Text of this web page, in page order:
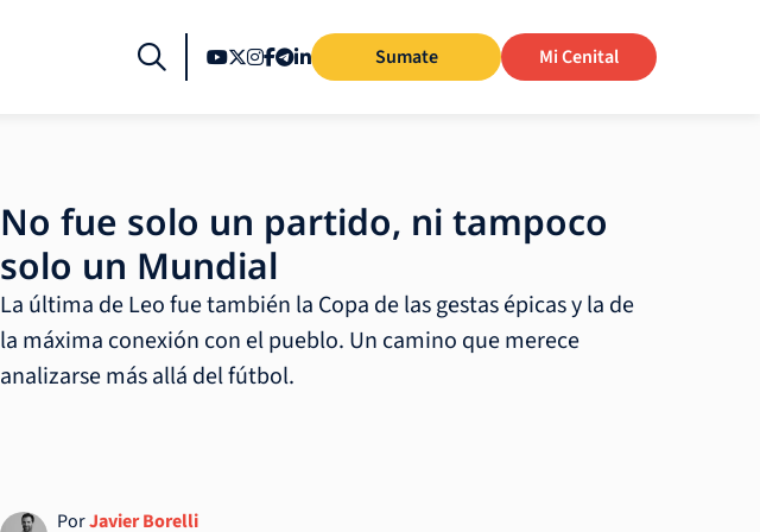
Sumate Mi Cenital
No fue solo un partido, ni tampoco
solo un Mundial
La última de Leo fue también la Copa de las gestas épicas y la de
la máxima conexión con el pueblo. Un camino que merece
analizarse más allá del fútbol.
PorJavier Borelli